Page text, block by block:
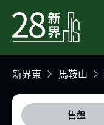
新界東 馬鞍山
售盤